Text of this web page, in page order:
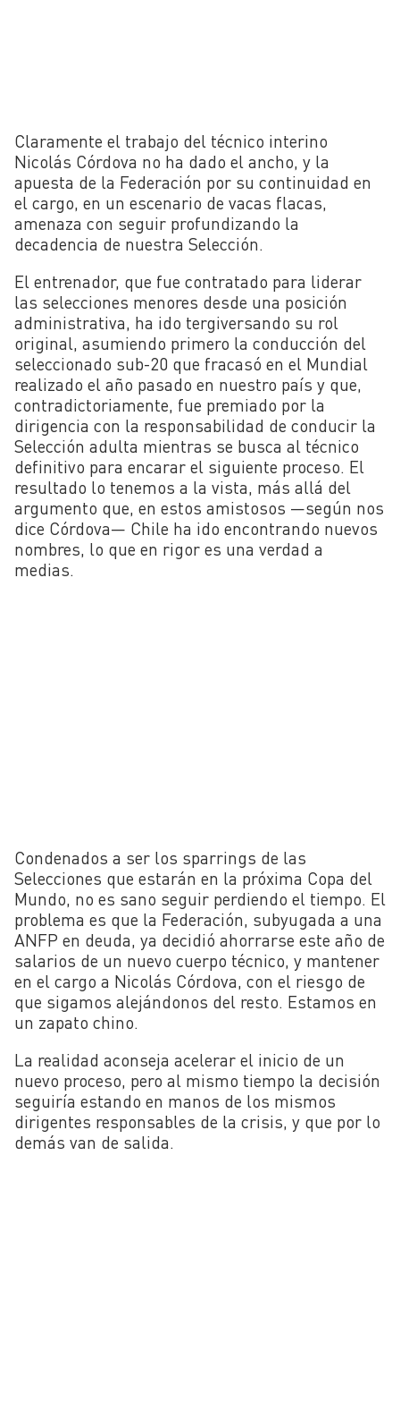
Claramente el trabajo del técnico interino
Nicolás Córdova no ha dado el ancho, y la
apuesta de la Federación por su continuidad en
el cargo, en un escenario de vacas flacas,
amenaza con seguir profundizando la
decadencia de nuestra Selección.
El entrenador, que fue contratado para liderar
las selecciones menores desde una posición
administrativa, ha ido tergiversando su rol
original, asumiendo primero la conducción del
seleccionado sub-20 que fracasó en el Mundial
realizado el año pasado en nuestro país y que,
contradictoriamente, fue premiado por la
dirigencia con la responsabilidad de conducir la
Selección adulta mientras se busca al técnico
definitivo para encarar el siguiente proceso. El
resultado lo tenemos a la vista, más allá del
argumento que, en estos amistosos —según nos
dice Córdova— Chile ha ido encontrando nuevos
nombres, lo que en rigor es una verdad a
medias.
Condenados a ser los sparrings de las
Selecciones que estarán en la próxima Copa del
Mundo, no es sano seguir perdiendo el tiempo. El
problema es que la Federación, subyugada a una
ANFP en deuda, ya decidió ahorrarse este año de
salarios de un nuevo cuerpo técnico, y mantener
en el cargo a Nicolás Córdova, con el riesgo de
que sigamos alejándonos del resto. Estamos en
un zapato chino.
La realidad aconseja acelerar el inicio de un
nuevo proceso, pero al mismo tiempo la decisión
seguiría estando en manos de los mismos
dirigentes responsables de la crisis, y que por lo
demás van de salida.